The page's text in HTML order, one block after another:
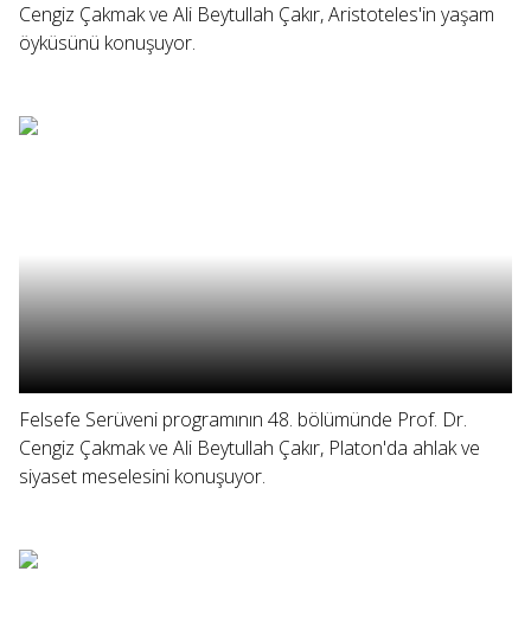
Cengiz Çakmak ve Ali Beytullah Çakır, Aristoteles'in yaşam
öyküsünü konuşuyor.
Felsefe Serüveni programının 48. bölümünde Prof. Dr.
Cengiz Çakmak ve Ali Beytullah Çakır, Platon'da ahlak ve
siyaset meselesini konuşuyor.